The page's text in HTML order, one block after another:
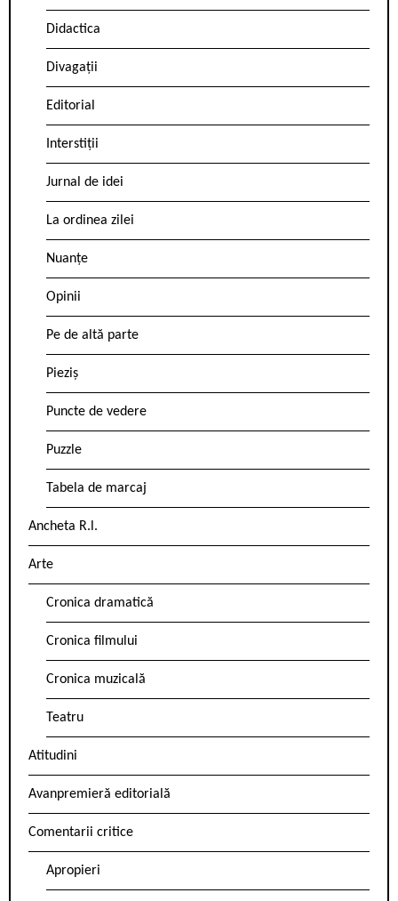
Didactica
Divagații
Editorial
Interstiții
Jurnal de idei
La ordinea zilei
Nuanțe
Opinii
Pe de altă parte
Pieziș
Puncte de vedere
Puzzle
Tabela de marcaj
Ancheta R.l.
Arte
Cronica dramatică
Cronica filmului
Cronica muzicală
Teatru
Atitudini
Avanpremieră editorială
Comentarii critice
Apropieri